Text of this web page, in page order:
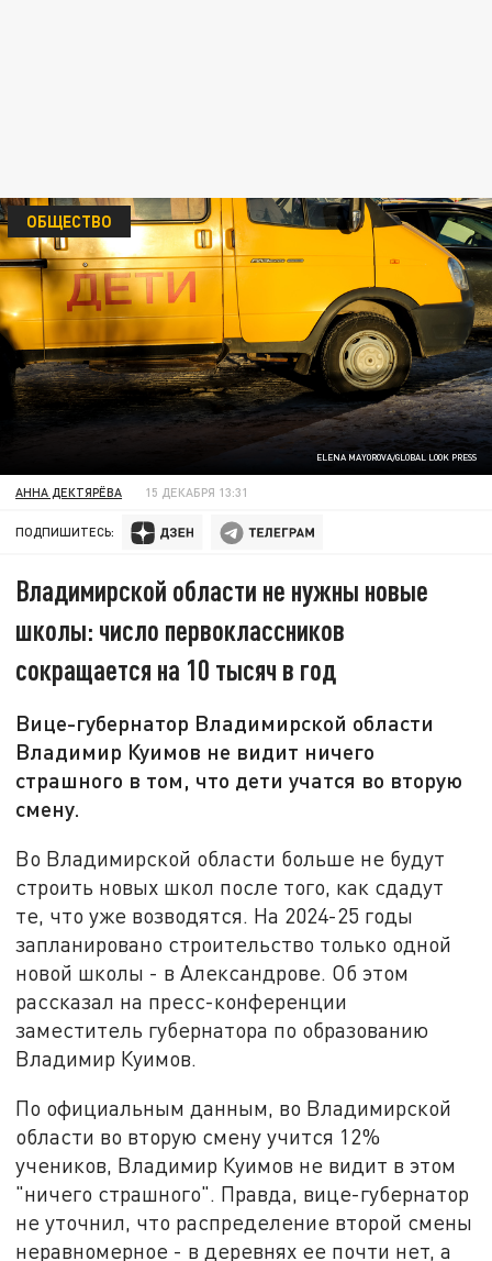
ELENA MAYOROVA/GLOBAL LOOK PRESS
ОБЩЕСТВО
АННА ДЕКТЯРЁВА 15 ДЕКАБРЯ 13:31
ПОДПИШИТЕСЬ:
Владимирской области не нужны новые
школы: число первоклассников
сокращается на 10 тысяч в год
Вице-губернатор Владимирской области
Владимир Куимов не видит ничего
страшного в том, что дети учатся во вторую
смену.
Во Владимирской области больше не будут
строить новых школ после того, как сдадут
те, что уже возводятся. На 2024-25 годы
запланировано строительство только одной
новой школы - в Александрове. Об этом
рассказал на пресс-конференции
заместитель губернатора по образованию
Владимир Куимов.
По официальным данным, во Владимирской
области во вторую смену учится 12%
учеников, Владимир Куимов не видит в этом
"ничего страшного". Правда, вице-губернатор
не уточнил, что распределение второй смены
неравномерное - в деревнях ее почти нет, а